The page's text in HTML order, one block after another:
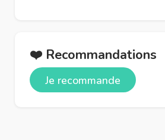
❤️ Recommandations
Je recommande